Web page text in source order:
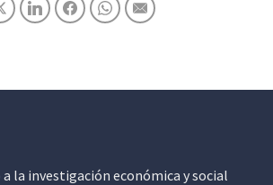
la investigación económica y social